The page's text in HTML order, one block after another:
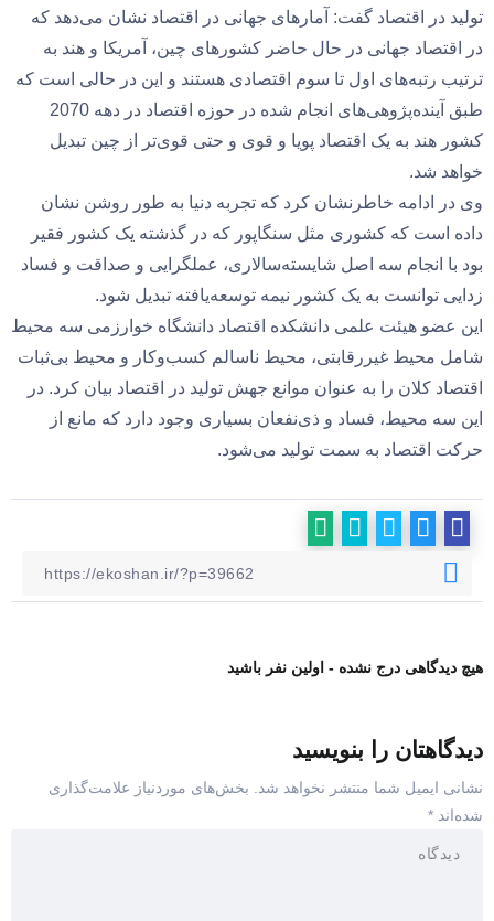
تولید در اقتصاد گفت: آمارهای جهانی در اقتصاد نشان می‌دهد که
در اقتصاد جهانی در حال حاضر کشورهای چین، آمریکا و هند به
ترتیب رتبه‌های اول تا سوم اقتصادی هستند و این در حالی است که
طبق آینده‌پژوهی‌های انجام شده در حوزه اقتصاد در دهه 2070
کشور هند به یک اقتصاد پویا و قوی و حتی قوی‌تر از چین تبدیل
خواهد شد.
وی در ادامه خاطرنشان کرد که تجربه دنیا به طور روشن نشان
داده است که کشوری مثل سنگاپور که در گذشته یک کشور فقیر
بود با انجام سه اصل شایسته‌سالاری، عملگرایی و صداقت و فساد
زدایی توانست به یک کشور نیمه توسعه‌یافته تبدیل شود.
این عضو هیئت علمی دانشکده اقتصاد دانشگاه خوارزمی سه محیط
شامل محیط غیررقابتی، محیط ناسالم کسب‌وکار و محیط بی‌ثبات
اقتصاد کلان را به عنوان موانع جهش تولید در اقتصاد بیان کرد. در
این سه محیط، فساد و ذی‌نفعان بسیاری وجود دارد که مانع از
حرکت اقتصاد به سمت تولید می‌شود.
هیچ دیدگاهی درج نشده - اولین نفر باشید
دیدگاهتان را بنویسید
نشانی ایمیل شما منتشر نخواهد شد.
بخش‌های موردنیاز علامت‌گذاری
شده‌اند *